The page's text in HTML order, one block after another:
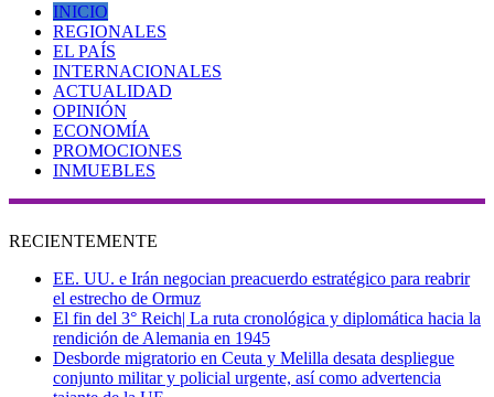
INICIO
REGIONALES
EL PAÍS
INTERNACIONALES
ACTUALIDAD
OPINIÓN
ECONOMÍA
PROMOCIONES
INMUEBLES
RECIENTEMENTE
EE. UU. e Irán negocian preacuerdo estratégico para reabrir
el estrecho de Ormuz
El fin del 3° Reich| La ruta cronológica y diplomática hacia la
rendición de Alemania en 1945
Desborde migratorio en Ceuta y Melilla desata despliegue
conjunto militar y policial urgente, así como advertencia